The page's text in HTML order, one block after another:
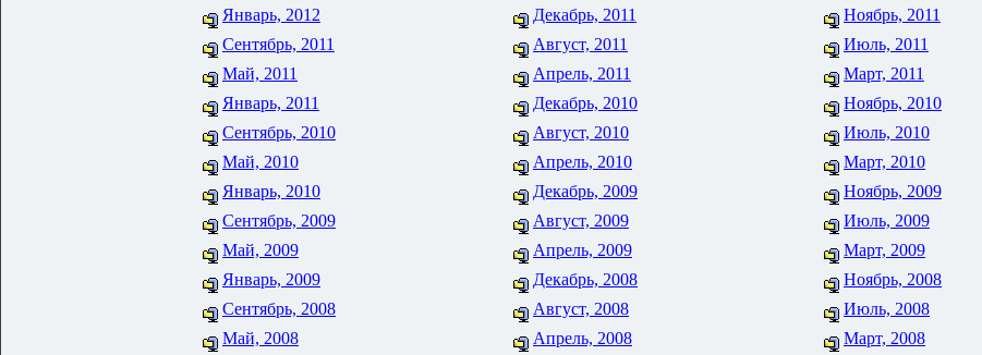
Январь, 2012
Декабрь, 2011 Ноябрь, 2011
Сентябрь, 2011
Август, 2011 Июль, 2011
Май, 2011
Апрель, 2011 Март, 2011
Январь, 2011
Декабрь, 2010 Ноябрь, 2010
Сентябрь, 2010
Август, 2010 Июль, 2010
Май, 2010
Апрель, 2010 Март, 2010
Январь, 2010
Декабрь, 2009 Ноябрь, 2009
Сентябрь, 2009
Август, 2009 Июль, 2009
Май, 2009
Апрель, 2009 Март, 2009
Январь, 2009
Декабрь, 2008 Ноябрь, 2008
Сентябрь, 2008
Август, 2008 Июль, 2008
Май, 2008
Апрель, 2008 Март, 2008